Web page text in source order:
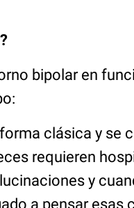
bipolar en
clásica y se
requieren
y
a pensar esas